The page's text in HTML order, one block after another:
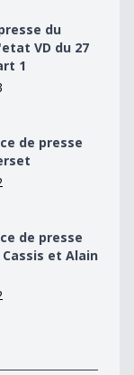
VD du 27
du
VD du 27
1
de presse
Cassis et Alain
de presse
et Alain